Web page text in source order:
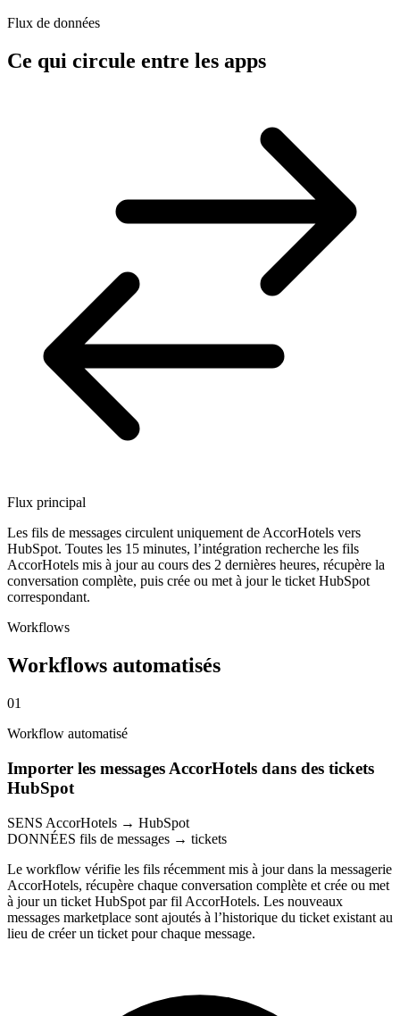
Flux de données
Ce qui circule entre les apps
Flux principal
Les fils de messages circulent uniquement de AccorHotels vers
HubSpot. Toutes les 15 minutes, l’intégration recherche les fils
AccorHotels mis à jour au cours des 2 dernières heures, récupère la
conversation complète, puis crée ou met à jour le ticket HubSpot
correspondant.
Workflows
Workflows automatisés
01
Workflow automatisé
Importer les messages AccorHotels dans des tickets
HubSpot
SENS AccorHotels → HubSpot
DONNÉES fils de messages → tickets
Le workflow vérifie les fils récemment mis à jour dans la messagerie
AccorHotels, récupère chaque conversation complète et crée ou met
à jour un ticket HubSpot par fil AccorHotels. Les nouveaux
messages marketplace sont ajoutés à l’historique du ticket existant au
lieu de créer un ticket pour chaque message.